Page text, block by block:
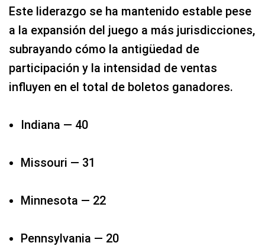
Este liderazgo se ha mantenido estable pese
a la expansión del juego a más jurisdicciones,
subrayando cómo la antigüedad de
participación y la intensidad de ventas
influyen en el total de boletos ganadores.
Indiana — 40
Missouri — 31​
Minnesota — 22​
Pennsylvania — 20​